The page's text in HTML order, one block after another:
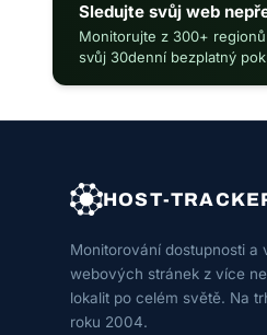
Sledujte svůj web
Monitorujte z 300+
svůj 30denní bezplatný
HOST-
Monitorování dostupnosti a
webových stránek z více
lokalit po celém světě. Na
roku 2004.